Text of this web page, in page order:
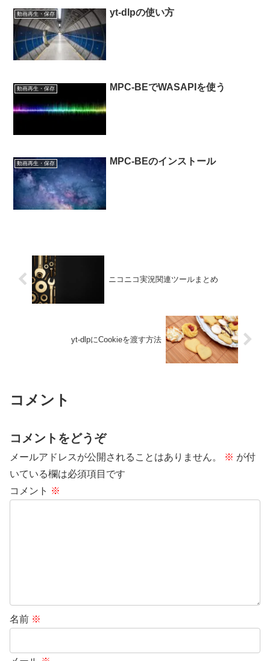
動画再生・保存 yt-dlpの使い方
動画再生・保存 MPC-BEでWASAPIを使う
動画再生・保存 MPC-BEのインストール
ニコニコ実況関連ツールまとめ
yt-dlpにCookieを渡す方法
コメント
コメントをどうぞ
メールアドレスが公開されることはありません。 ※ が付
いている欄は必須項目です
コメント ※
名前 ※